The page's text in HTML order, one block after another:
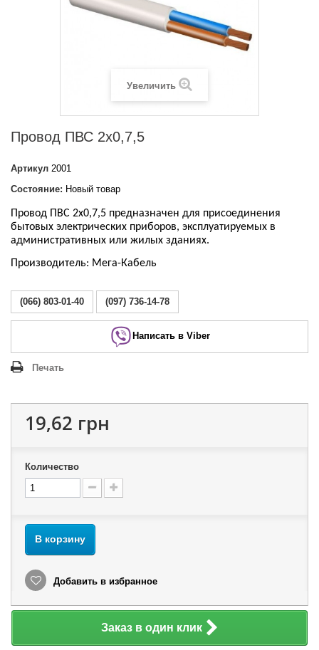
Увеличить
Провoд ПВС 2х0,7,5
Артикул 2001
Состояние: Новый товар
Провoд ПВС 2х0,7,5 предназначен для присоединения
бытовых электрических приборов, эксплуатируемых в
административных или жилых зданиях.
Производитель: Мега-Кабель
(066) 803-01-40 (097) 736-14-78
Написать в Viber
Печать
19,62 грн
Количество
В корзину
Добавить в избранное
Заказ в один клик